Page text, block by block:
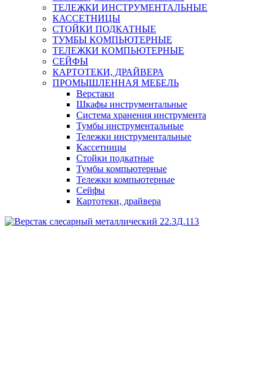
ТЕЛЕЖКИ ИНСТРУМЕНТАЛЬНЫЕ
КАССЕТНИЦЫ
СТОЙКИ ПОДКАТНЫЕ
ТУМБЫ КОМПЬЮТЕРНЫЕ
ТЕЛЕЖКИ КОМПЬЮТЕРНЫЕ
СЕЙФЫ
КАРТОТЕКИ, ДРАЙВЕРА
ПРОМЫШЛЕННАЯ МЕБЕЛЬ
Верстаки
Шкафы инструментальные
Система хранения инструмента
Тумбы инструментальные
Тележки инструментальные
Кассетницы
Стойки подкатные
Тумбы компьютерные
Тележки компьютерные
Сейфы
Картотеки, драйвера